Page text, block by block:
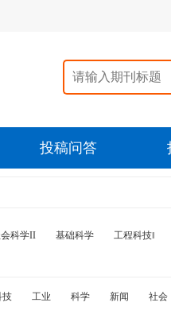
投稿问答
科学II 基础科学 工程科技‖
技 工业 科学 新闻 社会